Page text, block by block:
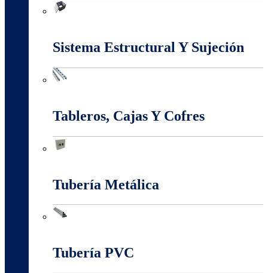
Sistema Estructural Y Sujeción
Tableros, Cajas Y Cofres
Tubería Metálica
Tubería PVC